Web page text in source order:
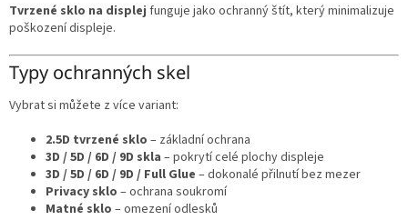
Tvrzené sklo na displej funguje jako ochranný štít, který minimalizuje
poškození displeje.
Typy ochranných skel
Vybrat si můžete z více variant:
2.5D tvrzené sklo – základní ochrana
3D / 5D / 6D / 9D skla – pokrytí celé plochy displeje
3D / 5D / 6D / 9D / Full Glue – dokonalé přilnutí bez mezer
Privacy sklo – ochrana soukromí
Matné sklo – omezení odlesků